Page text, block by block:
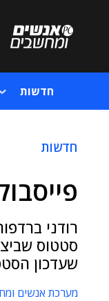
חדשות
חדשות
רודני
סטטוס
שעדכון
מערכת אנשים